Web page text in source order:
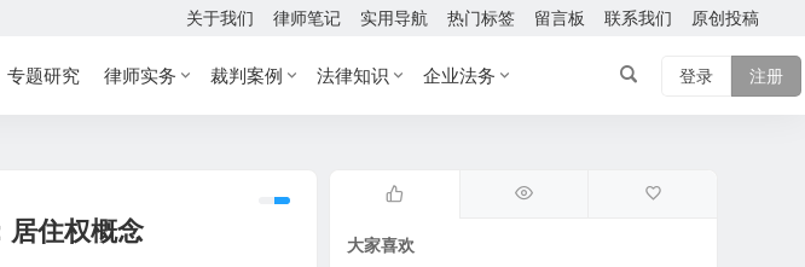
关于我们 律师笔记 实用导航 热门标签 留言板 联系我们 原创投稿
专题研究 律师实务 裁判案例 法律知识 企业法务 登录 注册
居住权概念 大家喜欢